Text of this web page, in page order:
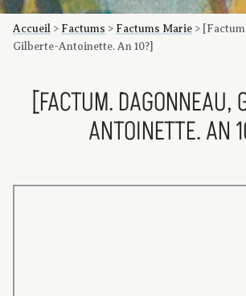
Les factums à la BU
Présentation du corpus de factums de la
Bibliographie
Glossaire
Index de recherche
Accueil > Factums > Factums Marie >
Gilberte-Antoinette. An 10?]
[FACTUM. DAGONNEAU,
ANTOINETTE. AN